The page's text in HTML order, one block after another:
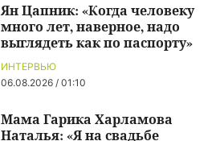
ИНТЕРВЬЮ
06.08.2026 / 01:10
Ян Цапник: «Когда человеку
много лет, наверное, надо
выглядеть как по паспорту»
Мама Гарика Харламова
Наталья: «Я на свадьбе